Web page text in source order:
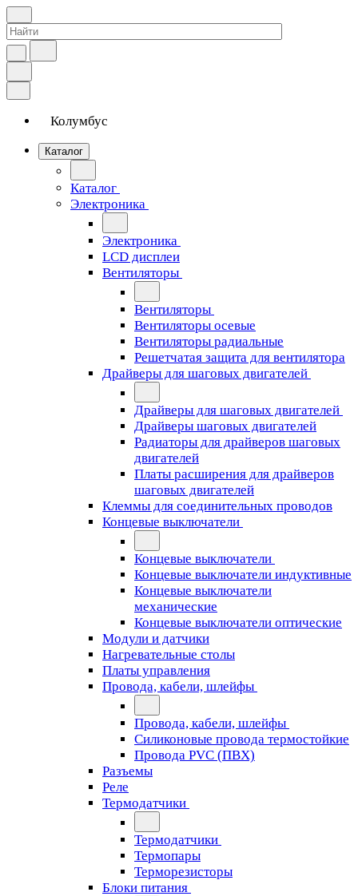
Колумбус
Каталог
Каталог
Электроника
Электроника
LCD дисплеи
Вентиляторы
Вентиляторы
Вентиляторы осевые
Вентиляторы радиальные
Решетчатая защита для вентилятора
Драйверы для шаговых двигателей
Драйверы для шаговых двигателей
Драйверы шаговых двигателей
Радиаторы для драйверов шаговых
двигателей
Платы расширения для драйверов
шаговых двигателей
Клеммы для соединительных проводов
Концевые выключатели
Концевые выключатели
Концевые выключатели индуктивные
Концевые выключатели
механические
Концевые выключатели оптические
Модули и датчики
Нагревательные столы
Платы управления
Провода, кабели, шлейфы
Провода, кабели, шлейфы
Силиконовые провода термостойкие
Провода PVC (ПВХ)
Разъемы
Реле
Термодатчики
Термодатчики
Термопары
Терморезисторы
Блоки питания